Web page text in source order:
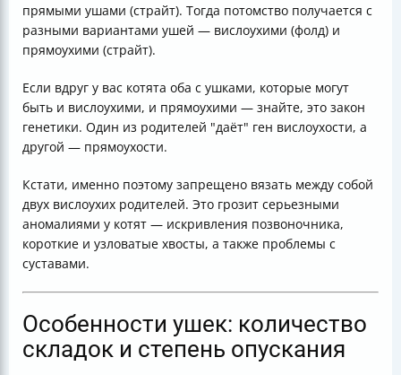
прямыми ушами (страйт). Тогда потомство получается с
разными вариантами ушей — вислоухими (фолд) и
прямоухими (страйт).
Если вдруг у вас котята оба с ушками, которые могут
быть и вислоухими, и прямоухими — знайте, это закон
генетики. Один из родителей "даёт" ген вислоухости, а
другой — прямоухости.
Кстати, именно поэтому запрещено вязать между собой
двух вислоухих родителей. Это грозит серьезными
аномалиями у котят — искривления позвоночника,
короткие и узловатые хвосты, а также проблемы с
суставами.
Особенности ушек: количество
складок и степень опускания